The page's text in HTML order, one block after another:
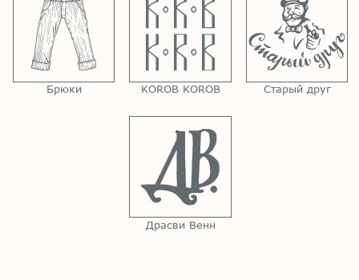
Брюки KOROB KOROB Старый друг
Драсви Венн